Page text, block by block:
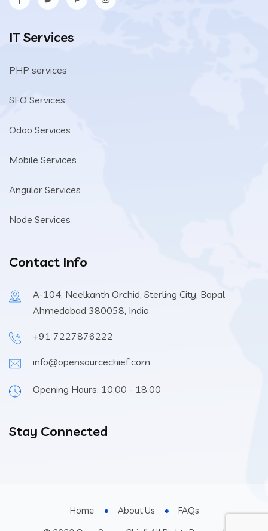
IT Services
PHP services
SEO Services
Odoo Services
Mobile Services
Angular Services
Node Services
Contact Info
A-104, Neelkanth Orchid, Sterling City, Bopal
Ahmedabad 380058, India
+91 7227876222
info@opensourcechief.com
Opening Hours: 10:00 - 18:00
Stay Connected
Home About Us FAQs